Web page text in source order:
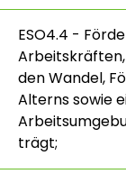
ESO4.4 -
den Wandel,
Alterns sowie
trägt;